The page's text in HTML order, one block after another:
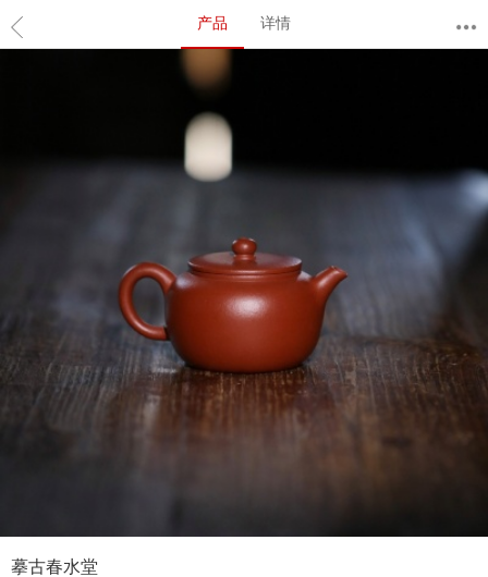
产品 详情
摹古春水堂